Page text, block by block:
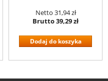
Netto 31,94 zł
Brutto39,29 zł
Dodaj do koszyka